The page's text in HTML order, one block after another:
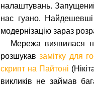
налаштувань.
нас гуано. Найдешевші
модернізацію зараз
Мережа виявилася
розшукавзамітку для
скрипт на Пайтоні
викликів не займав